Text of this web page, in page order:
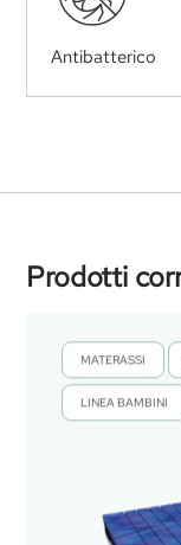
Antibatterico
Prodotti
MATERASSI
LINEA BAMBINI